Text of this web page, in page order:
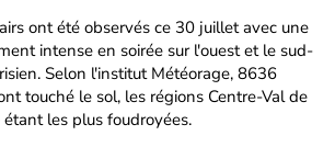
ont été observés ce 30 juillet avec une
intense en soirée sur l'ouest et le sud-
Selon l'institut Météorage, 8636
touché le sol, les régions Centre-Val de
les plus foudroyées.